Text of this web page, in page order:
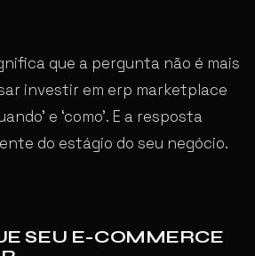
que a pergunta não é mais
investir em erp marketplace
e ‘como’. E a resposta
do estágio do seu negócio.
SEU E-COMMERCE